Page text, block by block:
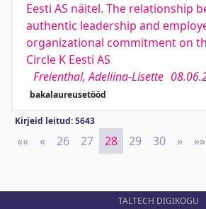
Eesti AS näitel. The relationship
authentic leadership and
organizational commitment on
Circle K Eesti AS
Freienthal, Adeliina-Lisette
bakalaureusetööd
Kirjeid leitud: 5643
«« First
« Previous
26 27 28 29 30 » Next
»»
TALTECH DIGIKOGU